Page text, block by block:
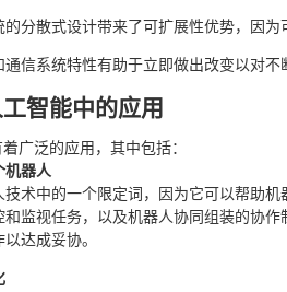
的分散式设计带来了可扩展性优势，因
通信系统特性有助于立即做出改变以对
智能中的应用
广泛的应用，其中包括：
机器人
技术中的一个限定词，因为它可以帮助
监视任务，以及机器人协同组装的协
达成妥协。